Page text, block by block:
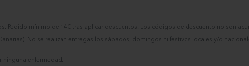
Pedido mínimo de 14€ tras aplicar descuentos. Los códigos de descuento no son
No se realizan entregas los sábados, domingos ni festivos locales y/o
ninguna enfermedad.